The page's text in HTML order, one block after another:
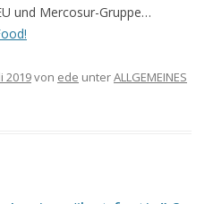
und Mercosur-Gruppe…
2019von ede unterALLGEMEINES